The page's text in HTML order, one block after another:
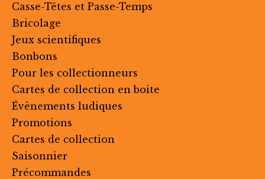
Casse-Têtes et Passe-Temps
Bricolage
Jeux scientifiques
Bonbons
Pour les collectionneurs
Cartes de collection en boite
Évènements ludiques
Promotions
Cartes de collection
Saisonnier
Précommandes